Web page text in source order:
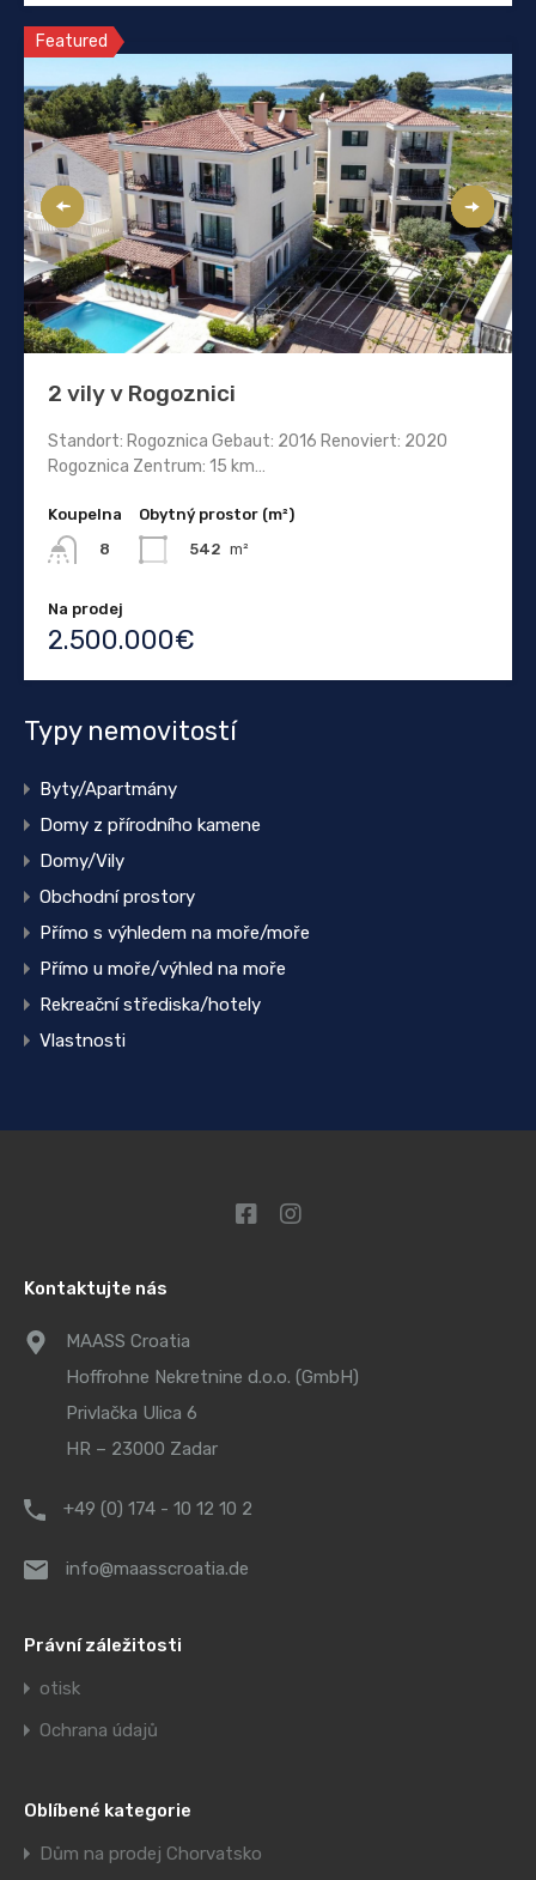
Featured
2 vily v Rogoznici
Standort: Rogoznica Gebaut: 2016 Renoviert: 2020
Rogoznica Zentrum: 15 km…
Koupelna
8
Obytný prostor (m²)
542 m²
Na prodej
2.500.000€
Typy nemovitostí
Byty/Apartmány
Domy z přírodního kamene
Domy/Vily
Obchodní prostory
Přímo s výhledem na moře/moře
Přímo u moře/výhled na moře
Rekreační střediska/hotely
Vlastnosti
Kontaktujte nás
MAASS Croatia
Hoffrohne Nekretnine d.o.o. (GmbH)
Privlačka Ulica 6
HR – 23000 Zadar
+49 (0) 174 - 10 12 10 2
info@maasscroatia.de
Právní záležitosti
otisk
Ochrana údajů
Oblíbené kategorie
Dům na prodej Chorvatsko